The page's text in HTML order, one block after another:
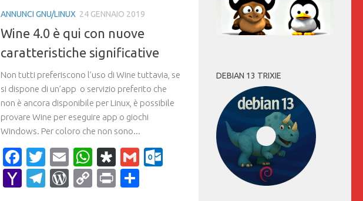
ANNUNCI GNU/LINUX 24 GENNAIO 2019
Wine 4.0 è qui con nuove
caratteristiche significative
Non tutti preferiscono l’uso di Wine tuttavia, se
si dispone di un’app o servizio preferito che
non è ancora disponibile per Linux, è possibile
provare Wine per eseguire app o giochi
Windows. Per coloro che non sono...
Facebook
Twitter
EmailWhatsApp
Diaspora
GmailOutlook.com
YahooTelegram
WordPress
CopyPrint
DEBIAN 13 TRIXIE